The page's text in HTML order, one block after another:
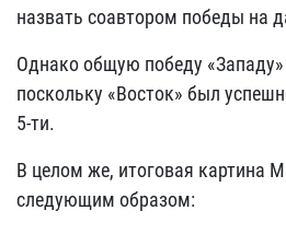
назвать соавтором победы на
Однако общую победу
поскольку «Восток» был
5-ти.
В целом же, итоговая картина
следующим образом: